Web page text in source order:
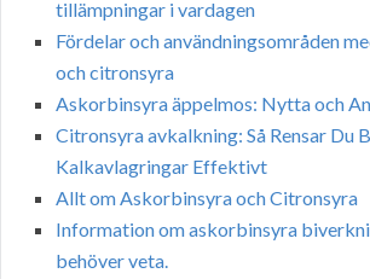
tillämpningar i vardagen
Fördelar och användningsområden
och citronsyra
Askorbinsyra äppelmos: Nytta och
Citronsyra avkalkning: Så Rensar Du
Kalkavlagringar Effektivt
Allt om Askorbinsyra och Citronsyra
Information om askorbinsyra
behöver veta.